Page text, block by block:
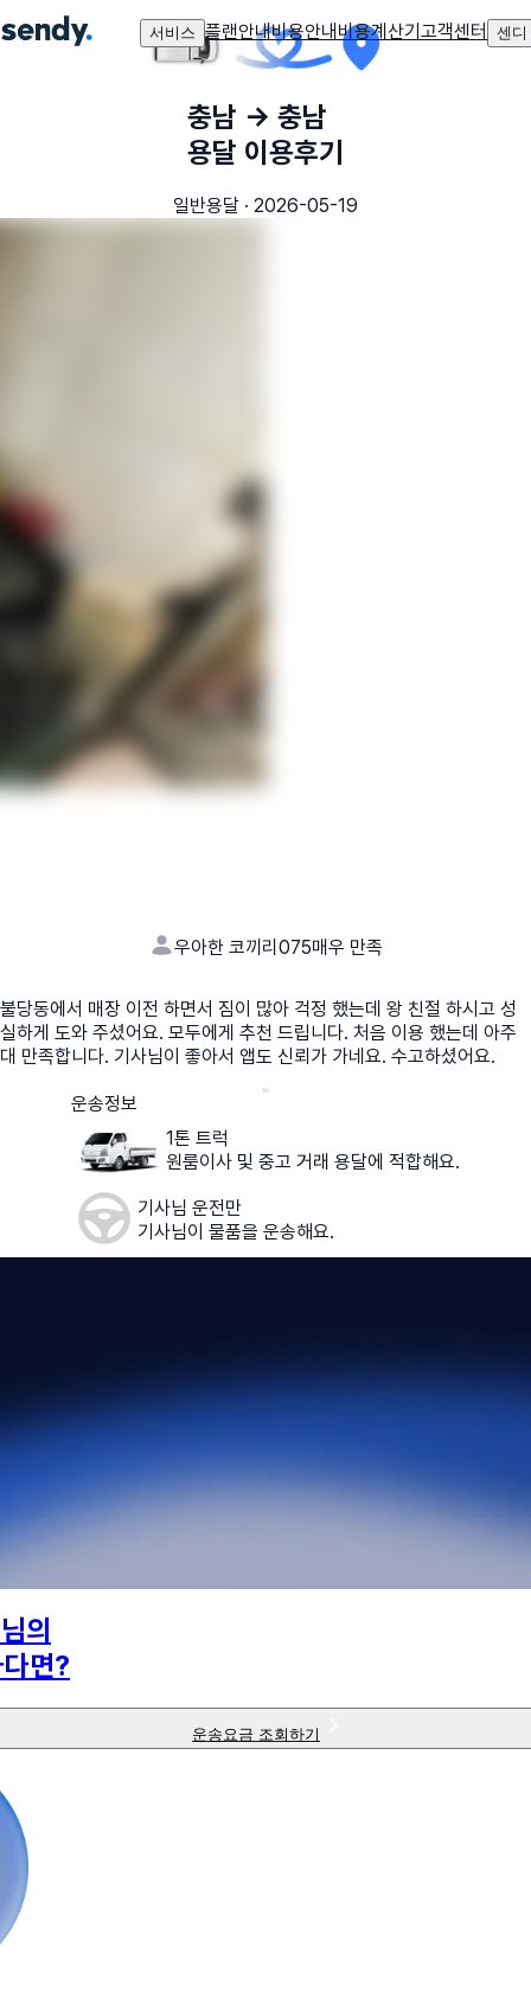
서비스 플랜안내비용안내비용계산기고객센터 센디
충남 → 충남
용달 이용후기
일반용달 · 2026-05-19
우아한 코끼리075매우 만족
불당동에서 매장 이전 하면서 짐이 많아 걱정 했는데 왕 친절 하시고 성
실하게 도와 주셨어요. 모두에게 추천 드립니다. 처음 이용 했는데 아주
대 만족합니다. 기사님이 좋아서 앱도 신뢰가 가네요. 수고하셨어요.
운송정보
1톤 트럭
원룸이사 및 중고 거래 용달에 적합해요.
기사님 운전만
기사님이 물품을 운송해요.
님의
면?
운송요금 조회하기